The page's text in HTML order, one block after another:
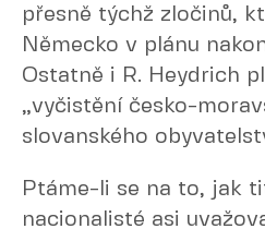
přesně týchž zločinů,
Německo v plánu
Ostatně i R. Heydrich
„vyčistění česko-
slovanského
Ptáme-li se na to, jak
nacionalisté asi